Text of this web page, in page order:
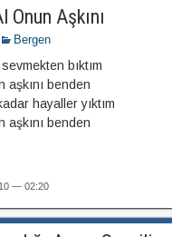
Onun Aşkını
Bergen
bıktım
aşkını benden
hayaller yıktım
aşkını benden
— 02:20